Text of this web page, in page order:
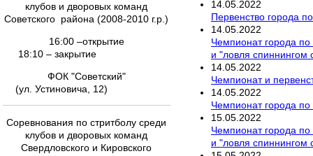
клубов и дворовых команд
Советского района (2008-2010 г.р.)
16:00 –открытие
18:10 – закрытие
ФОК "Советский"
(ул. Устиновича, 12)
Соревнования по стритболу среди
клубов и дворовых команд
Свердловского и Кировского
14 05 2022
Первенство города
14 05 2022
Чемпионат города
и "ловля спиннингом
14 05 2022
Чемпионат и
14 05 2022
Чемпионат города по
15 05 2022
Чемпионат города
и "ловля спиннингом